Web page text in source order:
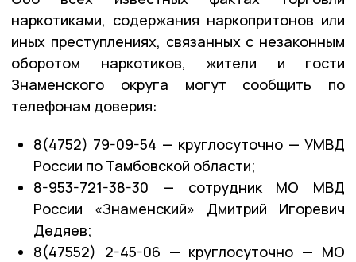
наркотиками, содержания наркопритонов или
иных преступлениях, связанных с незаконным
оборотом наркотиков, жители и гости
Знаменского округа могут сообщить по
телефонам доверия:
8(4752) 79-09-54 — круглосуточно — УМВД
России по Тамбовской области;
8-953-721-38-30 — сотрудник МО МВД
России «Знаменский» Дмитрий Игоревич
Дедяев;
8(47552) 2-45-06 — круглосуточно — МО